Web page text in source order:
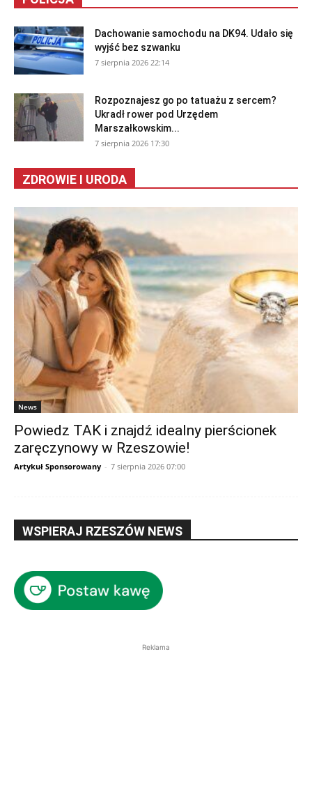
Dachowanie samochodu na DK94. Udało się
wyjść bez szwanku
7 sierpnia 2026 22:14
Rozpoznajesz go po tatuażu z sercem?
Ukradł rower pod Urzędem
Marszałkowskim...
7 sierpnia 2026 17:30
ZDROWIE I URODA
News
Powiedz TAK i znajdź idealny pierścionek
zaręczynowy w Rzeszowie!
Artykuł Sponsorowany - 7 sierpnia 2026 07:00
WSPIERAJ RZESZÓW NEWS
Reklama